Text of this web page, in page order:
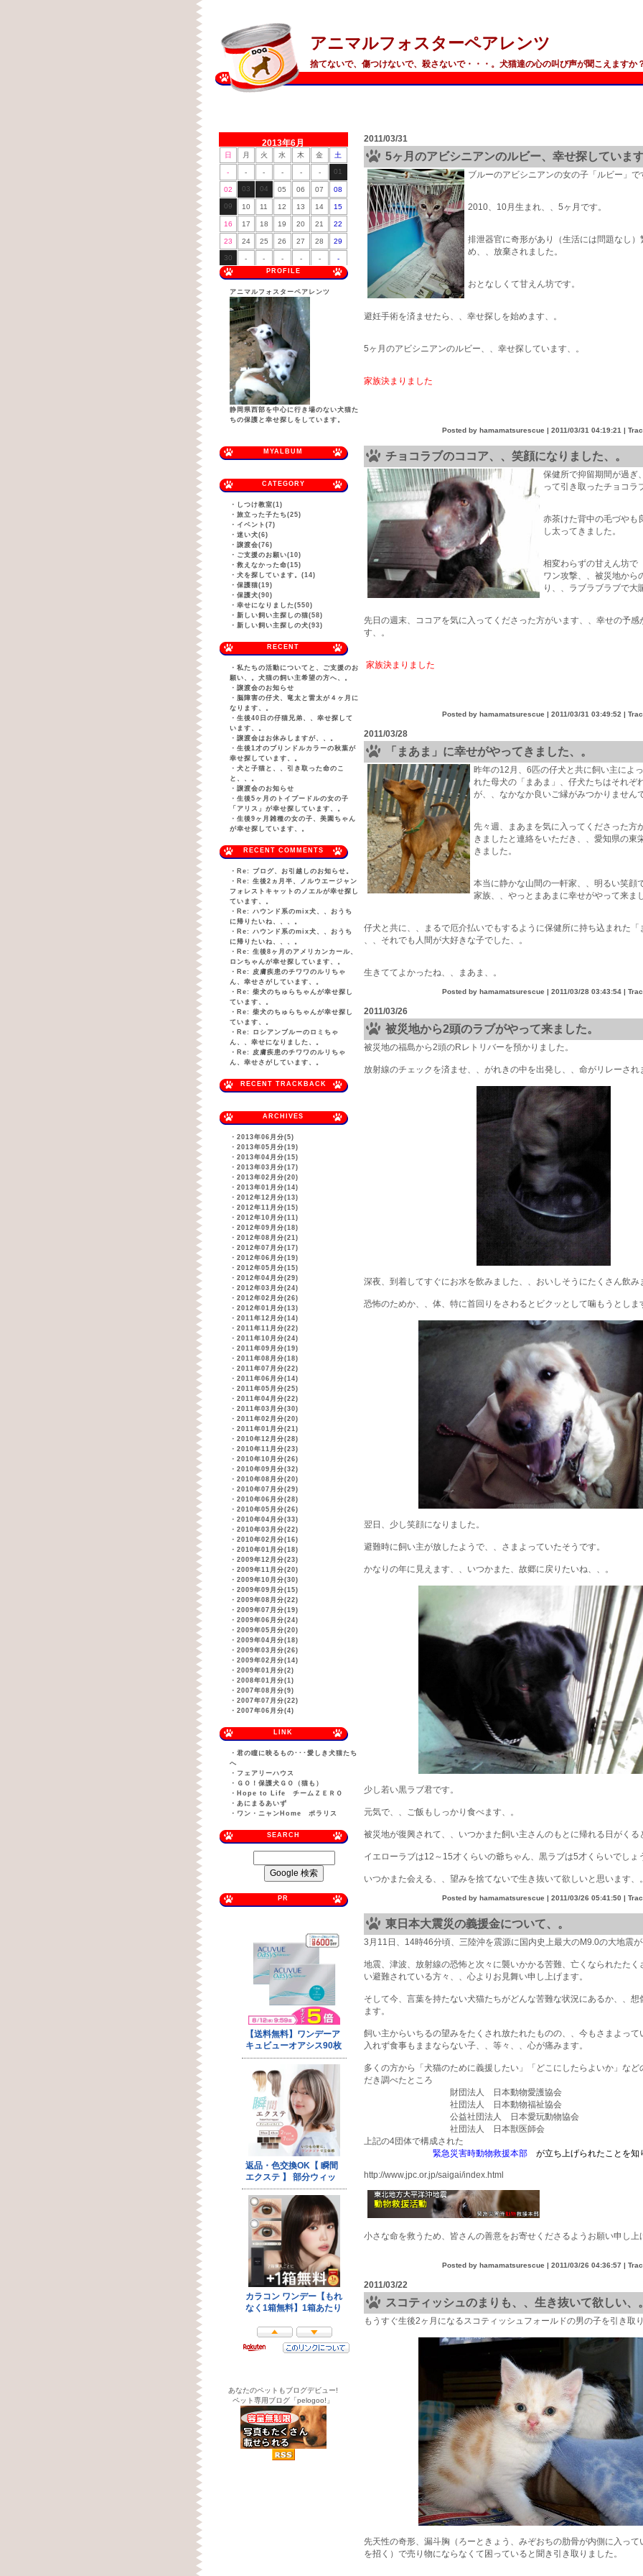
アニマルフォスターペアレンツ
捨てないで、傷つけないで、殺さないで・・・。犬猫達の心の叫び声が聞こえますか
2013年6月
日 月 火 水 木 金 土
- - - - - - 01
02 03 04 05 06 07 08
09 10 11 12 13 14 15
16 17 18 19 20 21 22
23 24 25 26 27 28 29
30 - - - - - -
PROFILE
アニマルフォスターペアレンツ
静岡県西部を中心に行き場のない犬猫た
ちの保護と幸せ探しをしています。
MYALBUM
CATEGORY
・ しつけ教室(1)
・ 旅立った子たち(25)
・ イベント(7)
・ 迷い犬(6)
・ 譲渡会(76)
・ ご支援のお願い(10)
・ 救えなかった命(15)
・ 犬を探しています。(14)
・ 保護猫(19)
・ 保護犬(90)
・ 幸せになりました(550)
・ 新しい飼い主探しの猫(58)
・ 新しい飼い主探しの犬(93)
RECENT
・ 私たちの活動についてと、ご支援のお
願い、。犬猫の飼い主希望の方へ、。
・ 譲渡会のお知らせ
・ 脳障害の仔犬、竜太と雷太が４ヶ月に
なります、。
・ 生後40日の仔猫兄弟、、幸せ探して
います、。
・ 譲渡会はお休みしますが、、。
・ 生後1才のブりンドルカラーの秋葉が
幸せ探しています、。
・ 犬と子猫と、、引き取った命のこ
と、、。
・ 譲渡会のお知らせ
・ 生後5ヶ月のトイプードルの女の子
「アリス」が幸せ探しています、。
・ 生後9ヶ月雑種の女の子、美園ちゃん
が幸せ探しています、。
RECENT COMMENTS
・ Re: ブログ、お引越しのお知らせ。
・ Re: 生後2ヵ月半、ノルウエージャン
フォレストキャットのノエルが幸せ探し
ています、。
・ Re: ハウンド系のmix犬、、おうち
に帰りたいね、、、。
・ Re: ハウンド系のmix犬、、おうち
に帰りたいね、、、。
・ Re: 生後8ヶ月のアメリカンカール、
ロンちゃんが幸せ探しています、。
・ Re: 皮膚疾患のチワワのルリちゃ
ん、幸せさがしています、。
・ Re: 柴犬のちゅらちゃんが幸せ探し
ています、。
・ Re: 柴犬のちゅらちゃんが幸せ探し
ています、。
・ Re: ロシアンブルーのロミちゃ
ん、、幸せになりました、。
・ Re: 皮膚疾患のチワワのルリちゃ
ん、幸せさがしています、。
RECENT TRACKBACK
ARCHIVES
・ 2013年06月分(5)
・ 2013年05月分(19)
・ 2013年04月分(15)
・ 2013年03月分(17)
・ 2013年02月分(20)
・ 2013年01月分(14)
・ 2012年12月分(13)
・ 2012年11月分(15)
・ 2012年10月分(11)
・ 2012年09月分(18)
・ 2012年08月分(21)
・ 2012年07月分(17)
・ 2012年06月分(19)
・ 2012年05月分(15)
・ 2012年04月分(29)
・ 2012年03月分(24)
・ 2012年02月分(26)
・ 2012年01月分(13)
・ 2011年12月分(14)
・ 2011年11月分(22)
・ 2011年10月分(24)
・ 2011年09月分(19)
・ 2011年08月分(18)
・ 2011年07月分(22)
・ 2011年06月分(14)
・ 2011年05月分(25)
・ 2011年04月分(22)
・ 2011年03月分(30)
・ 2011年02月分(20)
・ 2011年01月分(21)
・ 2010年12月分(28)
・ 2010年11月分(23)
・ 2010年10月分(26)
・ 2010年09月分(32)
・ 2010年08月分(20)
・ 2010年07月分(29)
・ 2010年06月分(28)
・ 2010年05月分(26)
・ 2010年04月分(33)
・ 2010年03月分(22)
・ 2010年02月分(16)
・ 2010年01月分(18)
・ 2009年12月分(23)
・ 2009年11月分(20)
・ 2009年10月分(30)
・ 2009年09月分(15)
・ 2009年08月分(22)
・ 2009年07月分(19)
・ 2009年06月分(24)
・ 2009年05月分(20)
・ 2009年04月分(18)
・ 2009年03月分(26)
・ 2009年02月分(14)
・ 2009年01月分(2)
・ 2008年01月分(1)
・ 2007年08月分(9)
・ 2007年07月分(22)
・ 2007年06月分(4)
LINK
・ 君の瞳に映るもの･･･愛しき犬猫たち
へ
・ フェアリーハウス
・ ＧＯ！保護犬ＧＯ（猫も）
・ Hope to Life チームＺＥＲＯ
・ あにまるあいず
・ ワン・ニャンHome ポラリス
SEARCH
PR
あなたのペットもブログデビュー!
ペット専用ブログ「pelogoo!」
2011/03/31
5ヶ月のアビシニアンのルビー、幸せ探していま
ブルーのアビシニアンの女の子「ルビー」で
2010、10月生まれ、、5ヶ月です。
排泄器官に奇形があり（生活には問題なし
め、、放棄されました。
おとなしくて甘えん坊です。
避妊手術を済ませたら、、幸せ探しを始めます、。
5ヶ月のアビシニアンのルビー、、幸せ探しています、。
家族決まりました
Posted by hamamatsurescue | 2011/03/31 04:19:21 |
チョコラブのココア、、笑顔になりました、。
保健所で抑留期間が過ぎ
って引き取ったチョコラ
赤茶けた背中の毛づやも
し太ってきました。
相変わらずの甘えん坊で
ワン攻撃、、被災地から
り、、ラブラブラブで大
先日の週末、ココアを気に入ってくださった方がいます、、幸せの予感
す、。
家族決まりました
Posted by hamamatsurescue | 2011/03/31 03:49:52 |
2011/03/28
「まあま」に幸せがやってきました、。
昨年の12月、6匹の仔犬と共に飼い主によ
れた母犬の「まあま」、仔犬たちはそれぞ
が、、なかなか良いご縁がみつかりません
先々週、まあまを気に入ってくださった方
きましたと連絡をいただき、、愛知県の東
きました。
本当に静かな山間の一軒家、、明るい笑顔
家族、、やっとまあまに幸せがやって来ま
仔犬と共に、、まるで厄介払いでもするように保健所に持ち込まれた「
、、それでも人間が大好きな子でした、。
生きててよかったね、、まあま、。
Posted by hamamatsurescue | 2011/03/28 03:43:54 |
2011/03/26
被災地から2頭のラブがやって来ました。
被災地の福島から2頭のRレトリバーを預かりました。
放射線のチェックを済ませ、、がれきの中を出発し、、命がリレーされ
深夜、到着してすぐにお水を飲みました、、おいしそうにたくさん飲み
恐怖のためか、、体、特に首回りをさわるとビクッとして噛もうとしま
翌日、少し笑顔になりました。
避難時に飼い主が放したようで、、さまよっていたそうです。
かなりの年に見えます、、いつかまた、故郷に戻りたいね、、。
少し若い黒ラブ君です。
元気で、、ご飯もしっかり食べます、。
被災地が復興されて、、いつかまた飼い主さんのもとに帰れる日がくる
イエローラブは12～15才くらいの爺ちゃん、黒ラブは5才くらいでしょ
いつかまた会える、、望みを捨てないで生き抜いて欲しいと思います、
Posted by hamamatsurescue | 2011/03/26 05:41:50 |
東日本大震災の義援金について、。
3月11日、14時46分頃、三陸沖を震源に国内史上最大のM9.0の大地震
地震、津波、放射線の恐怖と次々に襲いかかる苦難、亡くなられたたく
い避難されている方々、、心よりお見舞い申し上げます。
そして今、言葉を持たない犬猫たちがどんな苦難な状況にあるか、、想
ます。
飼い主からいちるの望みをたくされ放たれたものの、、今もさまよって
入れず食事もままならない子、、等々、、心が痛みます。
多くの方から「犬猫のために義援したい」「どこにしたらよいか」など
だき調べたところ
財団法人 日本動物愛護協会
社団法人 日本動物福祉協会
公益社団法人 日本愛玩動物協会
社団法人 日本獣医師会
上記の4団体で構成された
緊急災害時動物救援本部 が立ち上げられたことを知
http://www.jpc.or.jp/saigai/index.html
小さな命を救うため、皆さんの善意をお寄せくださるようお願い申し上
Posted by hamamatsurescue | 2011/03/26 04:36:57 |
2011/03/22
スコティッシュのまりも、、生き抜いて欲しい、
もうすぐ生後2ヶ月になるスコティッシュフォールドの男の子を引き取
先天性の奇形、漏斗胸（ろーときょう、みぞおちの肋骨が内側に入って
を招く）で売り物にならなくて困っていると聞き引き取りました。